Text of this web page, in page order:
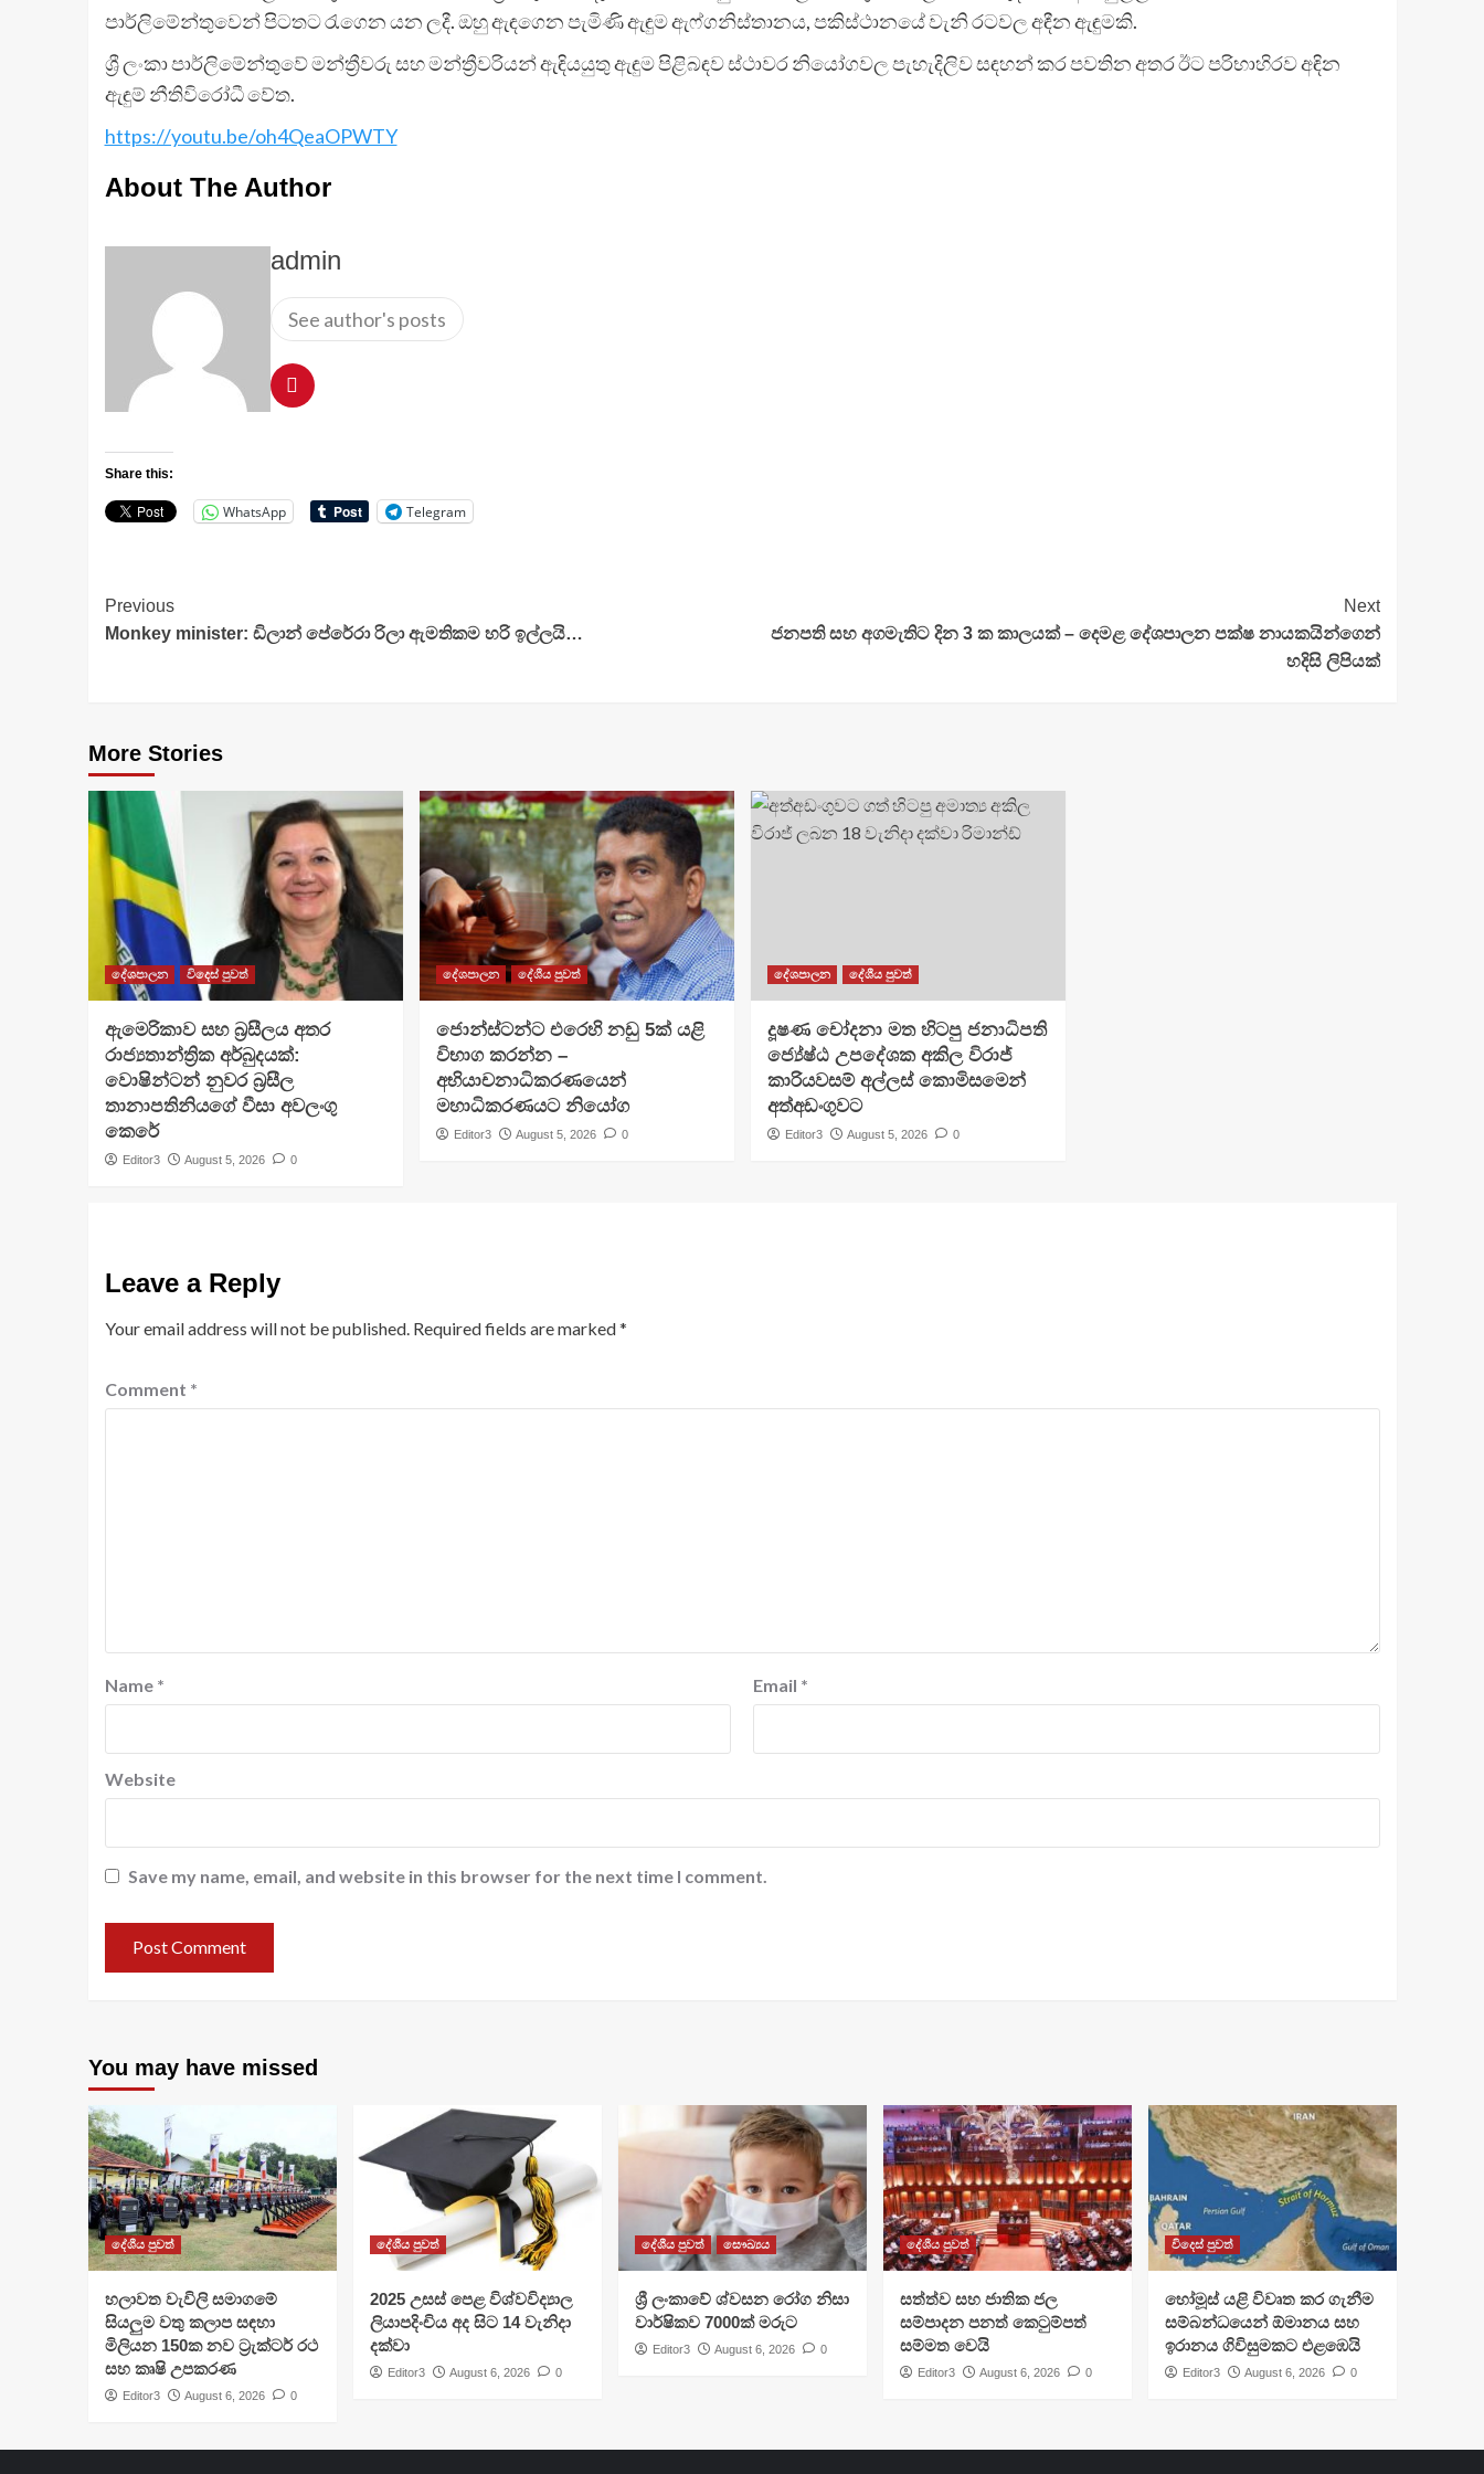
පාර්ලිමේන්තුවෙන් පිටතට රැගෙන යන ලදී. ඔහු ඇඳගෙන පැමිණි ඇඳුම ඇෆ්ගනිස්තානය, පකිස්ථානයේ වැනි රටවල අඳීන ඇඳුමකි.
ශ්‍රී ලංකා පාර්ලිමේන්තුවේ මන්ත්‍රීවරු සහ මන්ත්‍රීවරියන් ඇඳියයුතු ඇඳුම පිළිබඳව ස්ථාවර නියෝගවල පැහැදිලිව සඳහන් කර පවතින අතර ඊට පරිභාහිරව අඳින
ඇඳුම් නීතිවිරෝධී වේත.
https://youtu.be/oh4QeaOPWTY
About The Author
admin
See author's posts
Share this:
WhatsApp Telegram
Continue
Reading
Previous
Monkey minister: ඩිලාන් පේරේරා රිලා ඇමතිකම හරි ඉල්ලයි…
Next
ජනපති සහ අගමැතිට දින 3 ක කාලයක් – දෙමළ දේශපාලන පක්ෂ නායකයින්ගෙන්
හදිසි ලිපියක්
More Stories
දේශපාලන විදෙස් පුවත්
ඇමෙරිකාව සහ බ්‍රසීලය අතර
රාජ්‍යතාන්ත්‍රික අර්බුදයක්:
වොෂින්ටන් නුවර බ්‍රසීල
තානාපතිනියගේ වීසා අවලංගු
කෙරේ
Editor3 August 5, 2026 0
දේශපාලන දේශීය පුවත්
ජොන්ස්ටන්ට එරෙහි නඩු 5ක් යළි
විභාග කරන්න –
අභියාචනාධිකරණයෙන්
මහාධිකරණයට නියෝග
Editor3 August 5, 2026 0
දේශපාලන දේශීය පුවත්
දූෂණ චෝදනා මත හිටපු ජනාධිපති
ජ්‍යේෂ්ඨ උපදේශක අකිල විරාජ්
කාරියවසම් අල්ලස් කොමිසමෙන්
අත්අඩංගුවට
Editor3 August 5, 2026 0
Leave a Reply
Your email address will not be published. Required fields are marked*
Comment *
Name * Email *
Website
Save my name, email, and website in this browser for the next time I comment.
You may have missed
දේශීය පුවත්
හලාවත වැවිලි සමාගමේ
සියලුම වතු කලාප සඳහා
මිලියන 150ක නව ට්‍රැක්ටර් රථ
සහ කෘෂි උපකරණ
Editor3 August 6, 2026 0
දේශීය පුවත්
​2025 උසස් පෙළ විශ්වවිද්‍යාල
ලියාපදිංචිය අද සිට 14 වැනිදා
දක්වා
Editor3 August 6, 2026 0
දේශීය පුවත් සෞඛ්‍යය
ශ්‍රී ලංකාවේ ශ්වසන රෝග නිසා
වාර්ෂිකව 7000ක් මරුට
Editor3 August 6, 2026 0
දේශීය පුවත්
සත්ත්ව සහ ජාතික ජල
සම්පාදන පනත් කෙටුම්පත්
සම්මත වෙයි
Editor3 August 6, 2026 0
විදෙස් පුවත්
හෝමූස් යළි විවෘත කර ගැනීම
සම්බන්ධයෙන් ඕමානය සහ
ඉරානය ගිවිසුමකට එළඹෙයි
Editor3 August 6, 2026 0